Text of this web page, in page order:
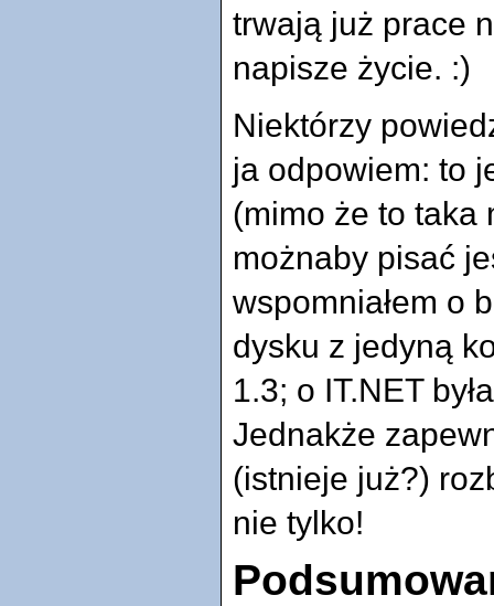
trwają już prace
napisze życie. :)
Niektórzy
ja odpowiem: to
(mimo że to taka
możnaby pisać
wspomniałem o
dysku z jedyną
1.3; o IT.NET
Jednakże
(istnieje już?)
nie tylko!